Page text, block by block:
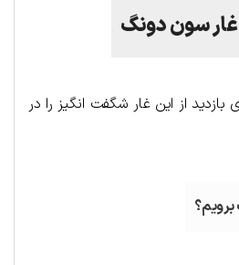
غار سون دونگ
بازدید از این غار شگفت انگیز را در